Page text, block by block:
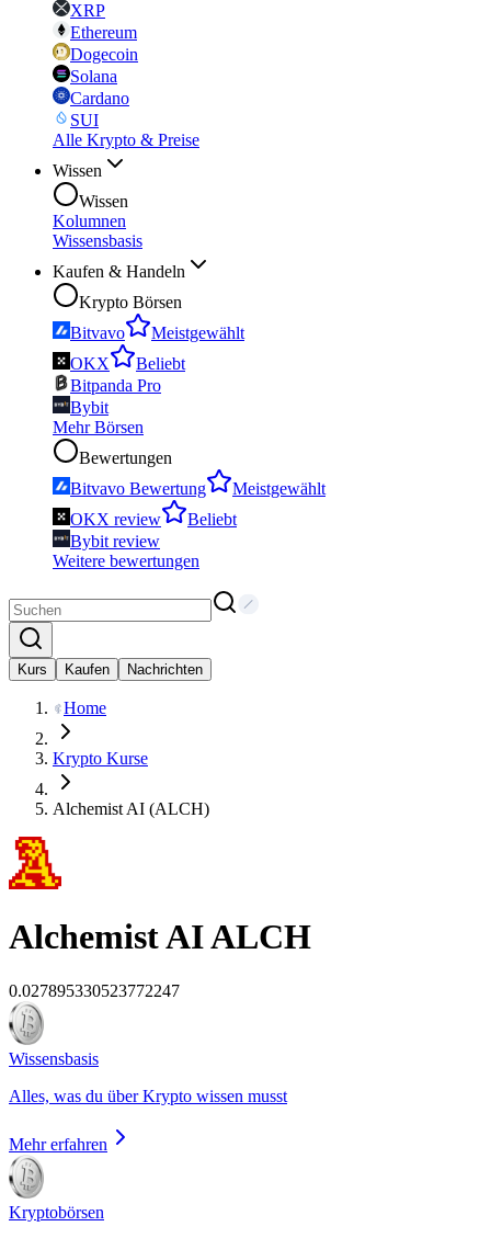
XRP
Ethereum
Dogecoin
Solana
Cardano
SUI
Alle Krypto & Preise
Wissen
Wissen
Kolumnen
Wissensbasis
Kaufen & Handeln
Krypto Börsen
Bitvavo
Meistgewählt
OKX
Beliebt
Bitpanda Pro
Bybit
Mehr Börsen
Bewertungen
Bitvavo Bewertung
Meistgewählt
OKX review
Beliebt
Bybit review
Weitere bewertungen
Kurs Kaufen Nachrichten
Home
Krypto Kurse
Alchemist AI (ALCH)
Alchemist AIALCH
0.027895330523772247
Wissensbasis
Alles, was du über Krypto wissen musst
Mehr erfahren
Kryptobörsen